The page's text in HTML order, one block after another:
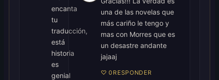
encanta
tu
traducción,
está
historia
es
genial
una de las novelas que
más cariño le tengo y
mas con Morres que es
un desastre andante
jajaaj
♡0 RESPONDER